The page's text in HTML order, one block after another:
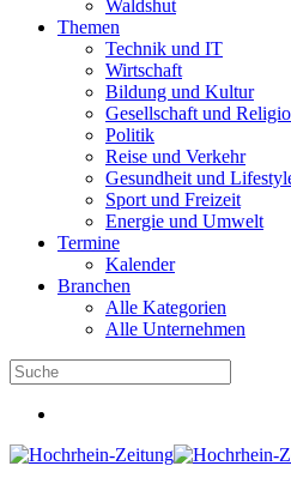
Waldshut
Themen
Technik und IT
Wirtschaft
Bildung und Kultur
Gesellschaft und
Politik
Reise und Verkehr
Gesundheit und
Sport und Freizeit
Energie und Umwelt
Termine
Kalender
Branchen
Alle Kategorien
Alle Unternehmen